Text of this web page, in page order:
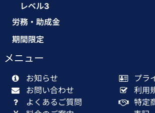
レベル3
労務・助成金
期間限定
メニュー
お知らせ
お問い合わせ
よくあるご質問
プラ
利用
特定